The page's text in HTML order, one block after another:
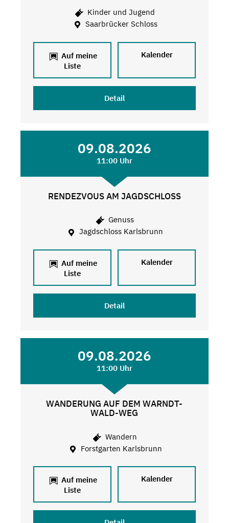
Kinder und Jugend
Saarbrücker Schloss
Auf meine
Liste
Kalender
Detail
09.08.2026
11:00 Uhr
RENDEZVOUS AM JAGDSCHLOSS
Genuss
Jagdschloss Karlsbrunn
Auf meine
Liste
Kalender
Detail
09.08.2026
11:00 Uhr
WANDERUNG AUF DEM WARNDT-
WALD-WEG
Wandern
Forstgarten Karlsbrunn
Auf meine
Liste
Kalender